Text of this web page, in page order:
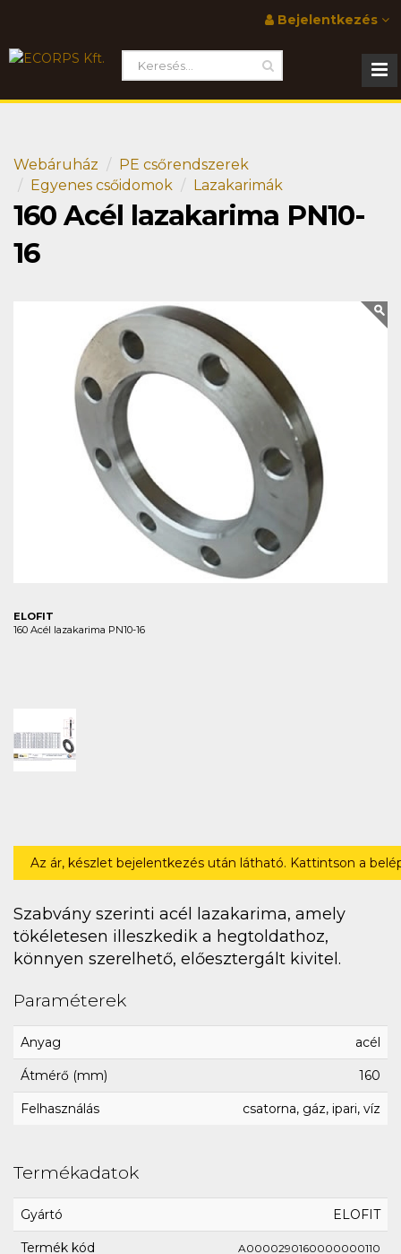
Bejelentkezés
Webáruház
PE csőrendszerek
Egyenes csőidomok
Lazakarimák
160 Acél lazakarima PN10-
16
ELOFIT
160 Acél lazakarima PN10-16
Az ár, készlet bejelentkezés után látható. Kattintson a
Szabvány szerinti acél lazakarima, amely
tökéletesen illeszkedik a hegtoldathoz,
könnyen szerelhető, előesztergált kivitel.
Paraméterek
Anyag acél
Átmérő (mm) 160
Felhasználás csatorna, gáz, ipari, víz
Termékadatok
Gyártó ELOFIT
Termék kód A0000290160000000110